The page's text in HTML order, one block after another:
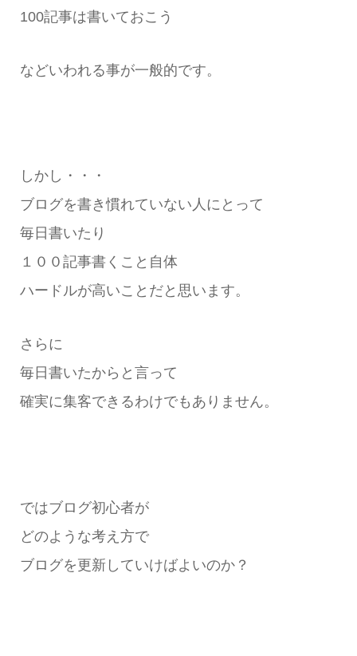
100記事は書いておこう
などいわれる事が一般的です。
しかし・・・
ブログを書き慣れていない人にとって
毎日書いたり
１００記事書くこと自体
ハードルが高いことだと思います。
さらに
毎日書いたからと言って
確実に集客できるわけでもありません。
ではブログ初心者が
どのような考え方で
ブログを更新していけばよいのか？